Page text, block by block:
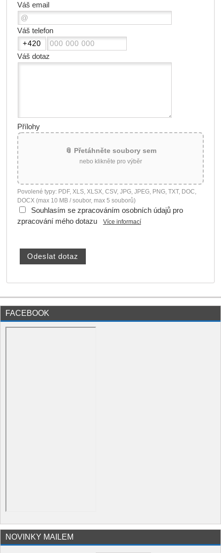
Váš email
Váš telefon
Váš dotaz
Přílohy
📎 Přetáhněte soubory sem
nebo klikněte pro výběr
Povolené typy: PDF, XLS, XLSX, CSV, JPG, JPEG, PNG, TXT, DOC,
DOCX (max 10 MB / soubor, max 5 souborů)
Souhlasím se zpracováním osobních údajů pro
zpracování mého dotazu
Více informací
FACEBOOK
NOVINKY MAILEM